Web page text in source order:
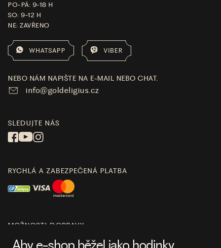
PO-PÁ: 9-18 H
SO: 9-12 H
NE: ZAVŘENO
WHATSAPP VIBER
NEBO NÁM NAPIŠTE NA E-MAIL NEBO CHAT.
info@goldeligius.cz
SLEDUJTE NÁS
RYCHLÁ A ZABEZPEČENÁ PLATBA
MOŽNOSTI DOPRAVY